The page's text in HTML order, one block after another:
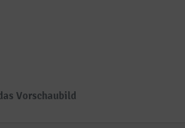
Vorschaubild